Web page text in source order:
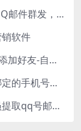
伯勒邮件群发机破解版-邮件群发，QQ邮件群发，邮件群发软件，伯乐邮件群发工具，邮件群发器
软件
虎妞QQ营销软件-批量登录QQ挂机-添加好友-自动加群-群发消息-临时会话
虎妞QQ号归属地批量查询指定QQ绑定的手机号软件
不加群提取QQ群成员软件QQ群成员提取qq号邮箱软件